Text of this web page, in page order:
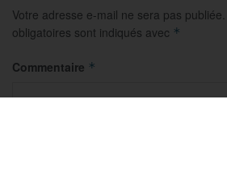
Votre adresse e-mail ne sera pas publiée.
obligatoires sont indiqués avec *
Commentaire *